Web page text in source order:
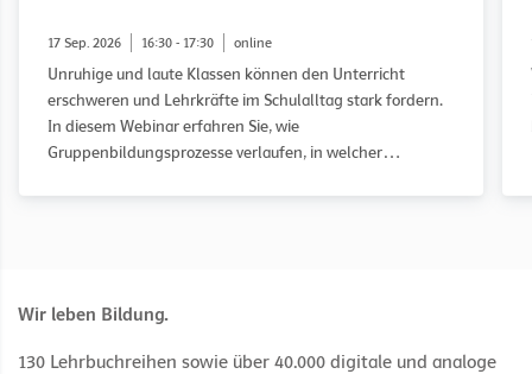
17 Sep. 2026 16:30 - 17:30 online
Unruhige und laute Klassen können den Unterricht
erschweren und Lehrkräfte im Schulalltag stark fordern.
In diesem Webinar erfahren Sie, wie
Gruppenbildungsprozesse verlaufen, in welcher
Anregungen für Ihren Unterricht.
Wir leben Bildung.
130 Lehrbuchreihen sowie über 40.000 digitale und analoge